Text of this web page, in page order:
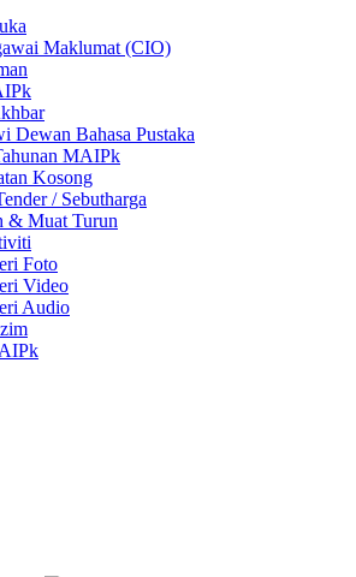
Maklumat (CIO)
Dewan Bahasa Pustaka
MAIPk
Kosong
/ Sebutharga
& Muat Turun
Foto
Video
Audio